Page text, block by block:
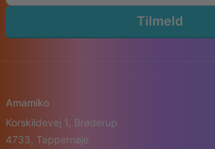
Tilmeld
Amamiko
Korskildevej 1, Brøderup
4733, Tappernøje